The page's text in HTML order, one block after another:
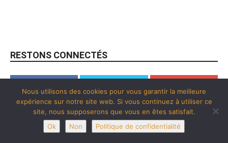
RESTONS CONNECTÉS
9,098
Fans
2,890
Suiveurs
107
Abonnés
Nous utilisons des cookies pour vous garantir la meilleure
expérience sur notre site web. Si vous continuez à utiliser ce
site, nous supposerons que vous en êtes satisfait.
Ok
Non Politique de confidentialité